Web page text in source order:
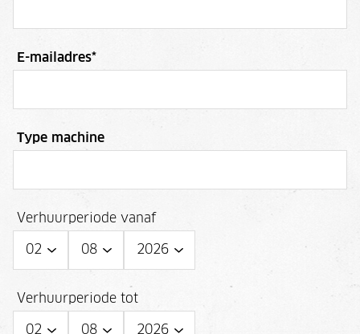
E-mailadres*
Type machine
Verhuurperiode vanaf
Verhuurperiode tot